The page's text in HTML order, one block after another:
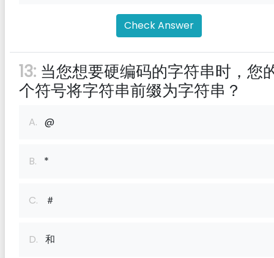
Check Answer
13: 当您想要硬编码的字符串时，您
个符号将字符串前缀为字符串？
A. @
B. *
C. ＃
D. 和